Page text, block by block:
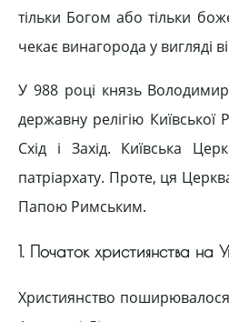
тільки Богом або тільки
чекає винагорода у вигляді
У 988 році князь Володимир
державну релігію
Схід і Захід. Київська
патріархату. Проте, ця
Папою Римським.
1. Початок християнства на
Християнство